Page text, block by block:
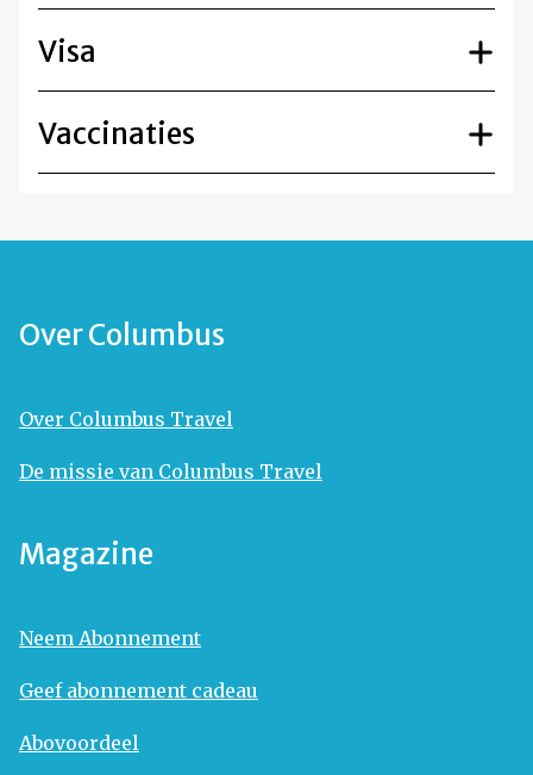
Visa
Vaccinaties
Over Columbus
Over Columbus Travel
De missie van Columbus Travel
Magazine
Neem Abonnement
Geef abonnement cadeau
Abovoordeel